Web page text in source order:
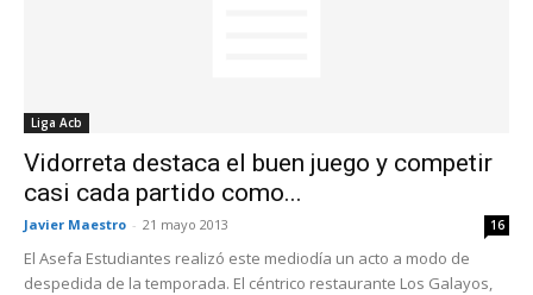
Liga Acb
Vidorreta destaca el buen juego y competir
casi cada partido como...
Javier Maestro - 21 mayo 2013 16
El Asefa Estudiantes realizó este mediodía un acto a modo de
despedida de la temporada. El céntrico restaurante Los Galayos,